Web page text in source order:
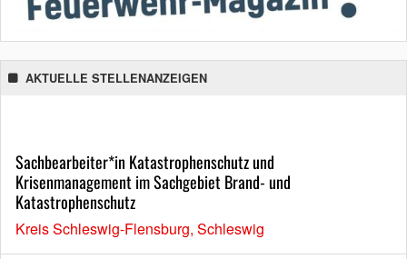
AKTUELLE STELLENANZEIGEN
Sachbearbeiter*in Katastrophenschutz und
Krisenmanagement im Sachgebiet Brand- und
Katastrophenschutz
Kreis Schleswig-Flensburg, Schleswig